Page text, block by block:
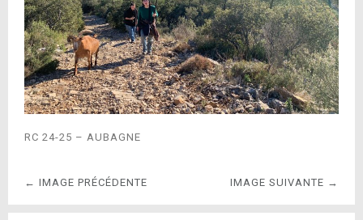
RC 24-25 – AUBAGNE
← IMAGE PRÉCÉDENTE IMAGE SUIVANTE →